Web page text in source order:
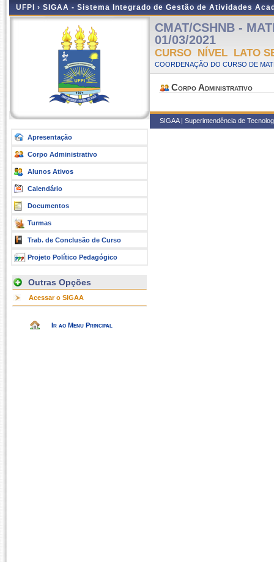
UFPI › SIGAA - Sistema Integrado de Gestão de Atividades
Apresentação
Corpo Administrativo
Alunos Ativos
Calendário
Documentos
Turmas
Trab. de Conclusão de Curso
Projeto Político Pedagógico
Outras Opções
Acessar o SIGAA
Ir ao Menu Principal
CMAT/CSHNB -
01/03/2021
CURSO NÍVEL LATO
COORDENAÇÃO DO CURSO DE
Corpo Administrativo
SIGAA | Superintendência de